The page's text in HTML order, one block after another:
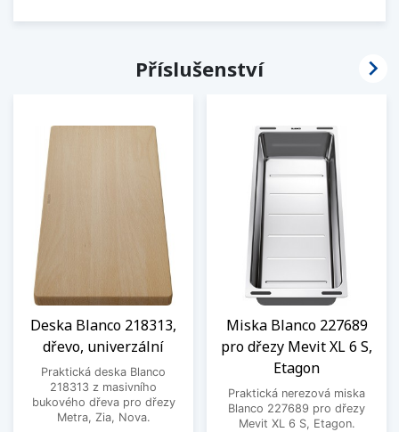
Příslušenství
Deska Blanco 218313,
dřevo, univerzální
Praktická deska Blanco
218313 z masivního
bukového dřeva pro dřezy
Metra, Zia, Nova.
Miska Blanco 227689
pro dřezy Mevit XL 6 S,
Etagon
Praktická nerezová miska
Blanco 227689 pro dřezy
Mevit XL 6 S, Etagon.
